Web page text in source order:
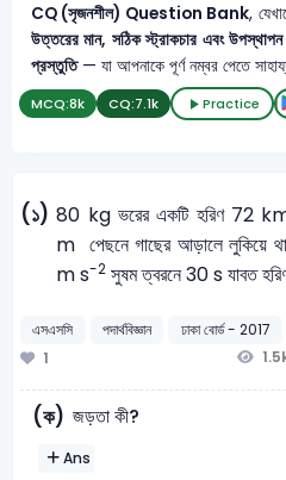
CQ (সৃজনশীল) Question Bank,
উত্তরের মান, সঠিক স্ট্রাকচার এবং
প্রস্তুতি— যা আপনাকে পূর্ণ নম্বর পেতে
MCQ:8k CQ:7.1k Practice
(১) 80 kg ভরের একটি হরিণ 72
m পেছনে গাছের আড়ালে লুকিয়ে
m s-2 সুষম ত্বরনে 30 s যাবত
এসএসসি পদার্থবিজ্ঞান ঢাকা বোর্ড - 2017
1
(ক) জড়তা কী?
Ans